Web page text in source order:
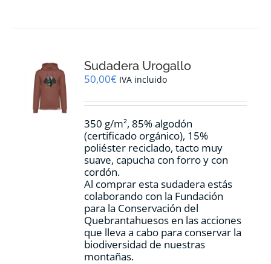
se
pueden
en
página
de
producto
Sudadera Urogallo
50,00€ IVA incluido
350 g/m², 85% algodón
(certificado orgánico), 15%
poliéster reciclado, tacto muy
suave, capucha con forro y con
cordón.
Al comprar esta sudadera estás
colaborando con la Fundación
para la Conservación del
Quebrantahuesos en las acciones
que lleva a cabo para conservar la
biodiversidad de nuestras
montañas.